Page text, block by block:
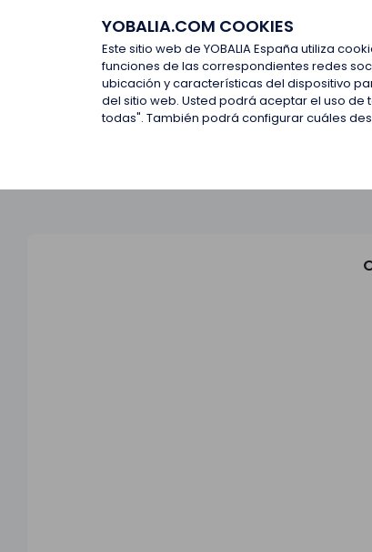
YOBALIA.COM COOKIES
Este sitio web de YOBALIA España utiliza
funciones de las correspondientes redes
ubicación y características del dispositivo
del sitio web. Usted podrá aceptar el uso
todas". También podrá configurar cuáles
Últimas ofertas
Últimas ofertas